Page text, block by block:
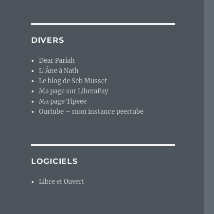
DIVERS
Dear Pariah
L'Âne à Nath
Le blog de Seb Musset
Ma page sur LiberaPay
Ma page Tipeee
Ourtube – mon instance peertube
LOGICIELS
Libre et Ouvert